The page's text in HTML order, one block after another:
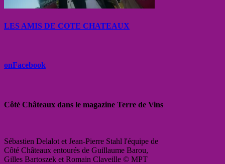
LES AMIS DE COTE CHATEAUX
onFacebook
Côté Châteaux dans le magazine Terre de Vins
Sébastien Delalot et Jean-Pierre Stahl l'équipe de
Côté Châteaux entourés de Guillaume Barou,
Gilles Bartoszek et Romain Claveille © MPT